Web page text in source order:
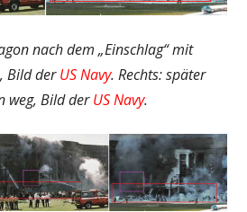
nach dem „Einschlag“ mit
Bild derUS Navy. Rechts: später
weg, Bild derUS Navy.